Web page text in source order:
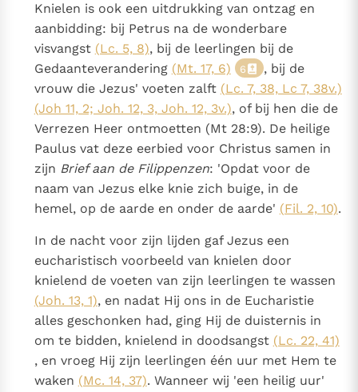
Knielen is ook een uitdrukking van ontzag en
aanbidding: bij Petrus na de wonderbare
visvangst (Lc. 5, 8), bij de leerlingen bij de
Gedaanteverandering (Mt. 17, 6) 6
, bij de
vrouw die Jezus' voeten zalft (Lc. 7, 38, Lc 7, 38v.)
(Joh 11, 2; Joh. 12, 3, Joh. 12, 3v.), of bij hen die de
Verrezen Heer ontmoetten (Mt 28:9). De heilige
Paulus vat deze eerbied voor Christus samen in
zijn Brief aan de Filippenzen: 'Opdat voor de
naam van Jezus elke knie zich buige, in de
hemel, op de aarde en onder de aarde' (Fil. 2, 10).
In de nacht voor zijn lijden gaf Jezus een
eucharistisch voorbeeld van knielen door
knielend de voeten van zijn leerlingen te wassen
(Joh. 13, 1), en nadat Hij ons in de Eucharistie
alles geschonken had, ging Hij de duisternis in
om te bidden, knielend in doodsangst (Lc. 22, 41)
, en vroeg Hij zijn leerlingen één uur met Hem te
waken (Mc. 14, 37). Wanneer wij 'een heilig uur'